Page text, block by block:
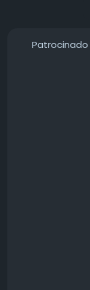
Patrocinado